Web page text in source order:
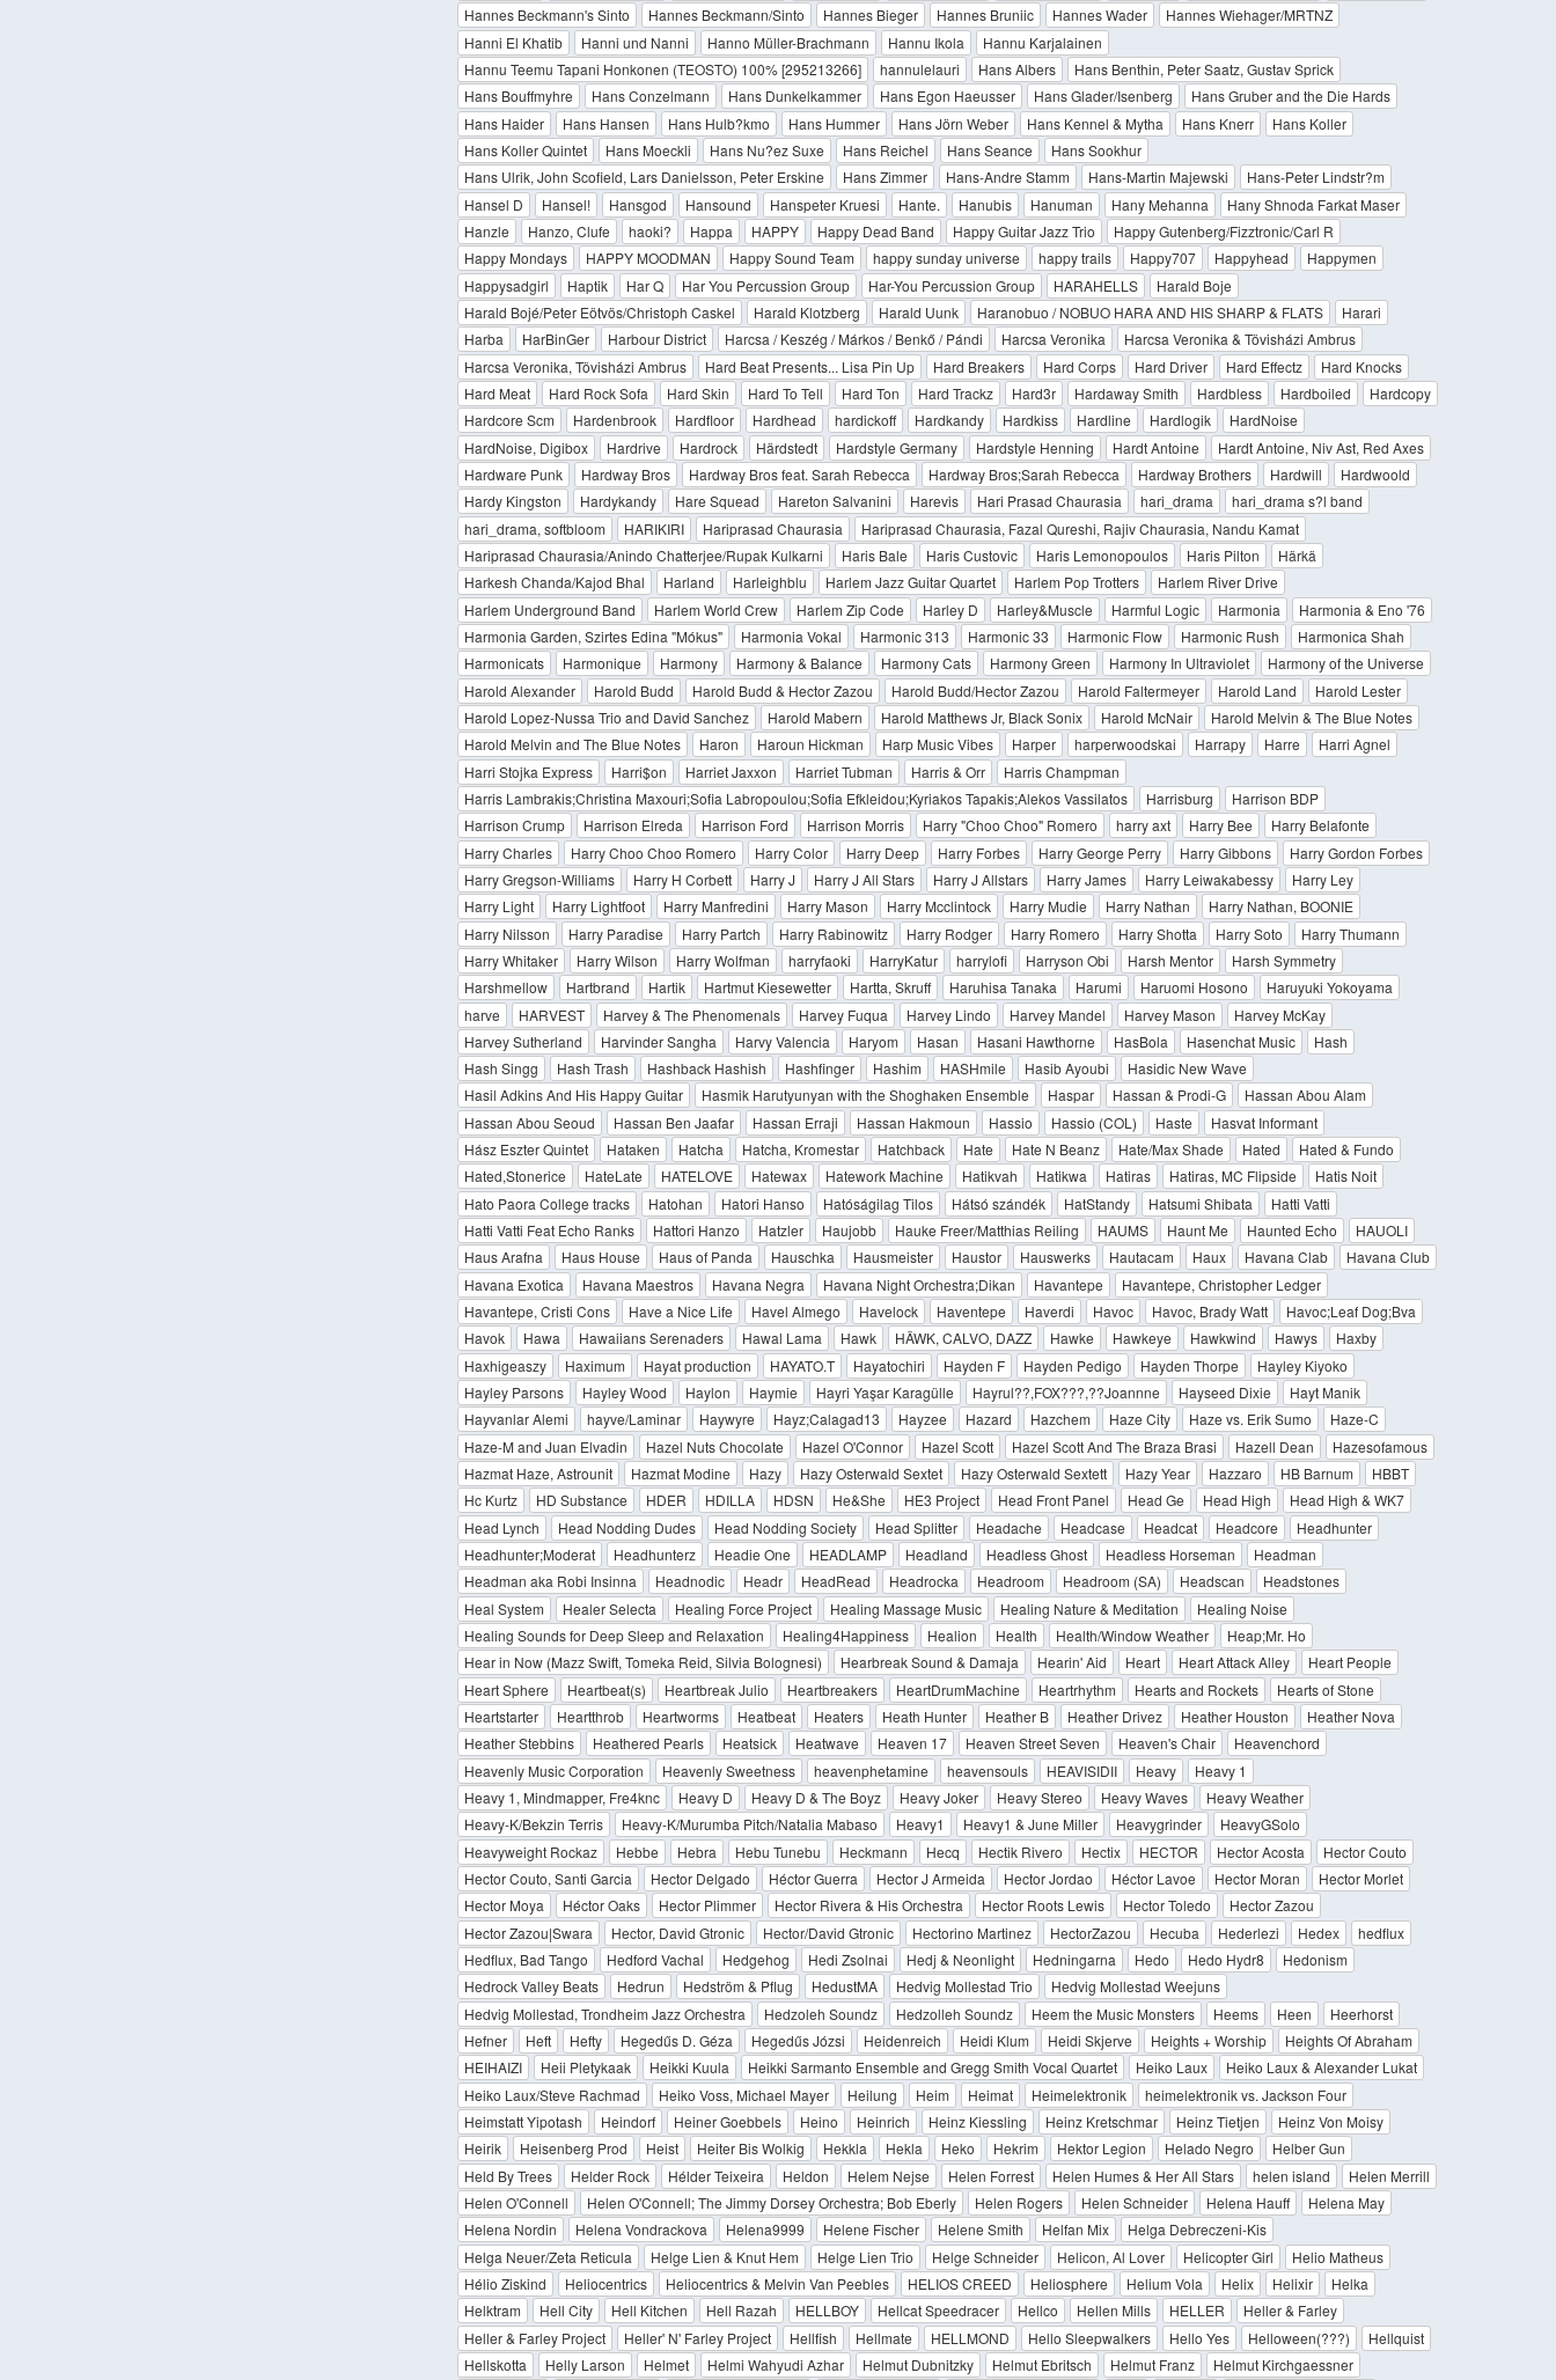
Hannes Beckmann's Sinto
Hannes Beckmann/Sinto Hannes Bieger Hannes Bruniic Hannes Wader
Hannes Wiehager/MRTNZ
Hanni El Khatib
Hanni und Nanni Hanno Müller-Brachmann Hannu Ikola
Hannu Karjalainen
Hannu Teemu Tapani Honkonen (TEOSTO) 100% [295213266]
hannulelauri Hans Albers
Hans Benthin, Peter Saatz, Gustav Sprick
Hans Bouffmyhre
Hans Conzelmann Hans Dunkelkammer Hans Egon Haeusser Hans Glader/Isenberg
Hans Gruber and the Die Hards
Hans Haider
Hans Hansen Hans Hulb?kmo Hans Hummer Hans Jörn Weber Hans Kennel & Mytha Hans Knerr
Hans Koller
Hans Koller Quintet
Hans Moeckli Hans Nu?ez Suxe Hans Reichel Hans Seance
Hans Sookhur
Hans Ulrik, John Scofield, Lars Danielsson, Peter Erskine
Hans Zimmer Hans-Andre Stamm Hans-Martin Majewski
Hans-Peter Lindstr?m
Hansel D
Hansel! Hansgod Hansound Hanspeter Kruesi Hante. Hanubis Hanuman Hany Mehanna
Hany Shnoda Farkat Maser
Hanzle
Hanzo, Clufe haoki? Happa HAPPY Happy Dead Band Happy Guitar Jazz Trio
Happy Gutenberg/Fizztronic/Carl R
Happy Mondays
HAPPY MOODMAN Happy Sound Team happy sunday universe happy trails Happy707 Happyhead
Happymen
Happysadgirl
Haptik Har Q Har You Percussion Group Har-You Percussion Group HARAHELLS
Harald Boje
Harald Bojé/Peter Eötvös/Christoph Caskel
Harald Klotzberg Harald Uunk Haranobuo / NOBUO HARA AND HIS SHARP & FLATS
Harari
Harba
HarBinGer Harbour District Harcsa / Keszég / Márkos / Benkő / Pándi Harcsa Veronika
Harcsa Veronika & Tövisházi Ambrus
Harcsa Veronika, Tövisházi Ambrus
Hard Beat Presents... Lisa Pin Up Hard Breakers Hard Corps Hard Driver Hard Effectz
Hard Knocks
Hard Meat
Hard Rock Sofa Hard Skin Hard To Tell Hard Ton Hard Trackz Hard3r Hardaway Smith Hardbless Hardboiled
Hardcopy
Hardcore Scm
Hardenbrook Hardfloor Hardhead hardickoff Hardkandy Hardkiss Hardline Hardlogik
HardNoise
HardNoise, Digibox
Hardrive Hardrock Härdstedt Hardstyle Germany Hardstyle Henning Hardt Antoine
Hardt Antoine, Niv Ast, Red Axes
Hardware Punk
Hardway Bros Hardway Bros feat. Sarah Rebecca Hardway Bros;Sarah Rebecca Hardway Brothers Hardwill
Hardwoold
Hardy Kingston
Hardykandy Hare Squead Hareton Salvanini Harevis Hari Prasad Chaurasia hari_drama
hari_drama s?l band
hari_drama, softbloom
HARIKIRI Hariprasad Chaurasia
Hariprasad Chaurasia, Fazal Qureshi, Rajiv Chaurasia, Nandu Kamat
Hariprasad Chaurasia/Anindo Chatterjee/Rupak Kulkarni
Haris Bale Haris Custovic Haris Lemonopoulos Haris Pilton
Härkä
Harkesh Chanda/Kajod Bhal
Harland Harleighblu Harlem Jazz Guitar Quartet Harlem Pop Trotters
Harlem River Drive
Harlem Underground Band
Harlem World Crew Harlem Zip Code Harley D Harley&Muscle Harmful Logic Harmonia
Harmonia & Eno '76
Harmonia Garden, Szirtes Edina "Mókus"
Harmonia Vokal Harmonic 313 Harmonic 33 Harmonic Flow Harmonic Rush
Harmonica Shah
Harmonicats
Harmonique Harmony Harmony & Balance Harmony Cats Harmony Green Harmony In Ultraviolet
Harmony of the Universe
Harold Alexander
Harold Budd Harold Budd & Hector Zazou Harold Budd/Hector Zazou Harold Faltermeyer Harold Land
Harold Lester
Harold Lopez-Nussa Trio and David Sanchez
Harold Mabern Harold Matthews Jr, Black Sonix Harold McNair
Harold Melvin & The Blue Notes
Harold Melvin and The Blue Notes
Haron Haroun Hickman Harp Music Vibes Harper harperwoodskai Harrapy Harre
Harri Agnel
Harri Stojka Express
Harri$on Harriet Jaxxon Harriet Tubman Harris & Orr
Harris Champman
Harris Lambrakis;Christina Maxouri;Sofia Labropoulou;Sofia Efkleidou;Kyriakos Tapakis;Alekos Vassilatos
Harrisburg
Harrison BDP
Harrison Crump
Harrison Elreda Harrison Ford Harrison Morris Harry "Choo Choo" Romero harry axt Harry Bee
Harry Belafonte
Harry Charles
Harry Choo Choo Romero Harry Color Harry Deep Harry Forbes Harry George Perry Harry Gibbons
Harry Gordon Forbes
Harry Gregson-Williams
Harry H Corbett Harry J Harry J All Stars Harry J Allstars Harry James Harry Leiwakabessy
Harry Ley
Harry Light
Harry Lightfoot Harry Manfredini Harry Mason Harry Mcclintock Harry Mudie Harry Nathan
Harry Nathan, BOONIE
Harry Nilsson
Harry Paradise Harry Partch Harry Rabinowitz Harry Rodger Harry Romero Harry Shotta Harry Soto
Harry Thumann
Harry Whitaker
Harry Wilson Harry Wolfman harryfaoki HarryKatur harrylofi Harryson Obi Harsh Mentor
Harsh Symmetry
Harshmellow
Hartbrand Hartik Hartmut Kiesewetter Hartta, Skruff Haruhisa Tanaka Harumi Haruomi Hosono
Haruyuki Yokoyama
harve
HARVEST Harvey & The Phenomenals Harvey Fuqua Harvey Lindo Harvey Mandel Harvey Mason
Harvey McKay
Harvey Sutherland
Harvinder Sangha Harvy Valencia Haryom Hasan Hasani Hawthorne HasBola Hasenchat Music
Hash
Hash Singg
Hash Trash Hashback Hashish Hashfinger Hashim HASHmile Hasib Ayoubi
Hasidic New Wave
Hasil Adkins And His Happy Guitar
Hasmik Harutyunyan with the Shoghaken Ensemble Haspar Hassan & Prodi-G
Hassan Abou Alam
Hassan Abou Seoud
Hassan Ben Jaafar Hassan Erraji Hassan Hakmoun Hassio Hassio (COL) Haste
Hasvat Informant
Hász Eszter Quintet
Hataken Hatcha Hatcha, Kromestar Hatchback Hate Hate N Beanz Hate/Max Shade Hated
Hated & Fundo
Hated,Stonerice
HateLate HATELOVE Hatewax Hatework Machine Hatikvah Hatikwa Hatiras Hatiras, MC Flipside
Hatis Noit
Hato Paora College tracks
Hatohan Hatori Hanso Hatóságilag Tilos Hátsó szándék HatStandy Hatsumi Shibata
Hatti Vatti
Hatti Vatti Feat Echo Ranks
Hattori Hanzo Hatzler Haujobb Hauke Freer/Matthias Reiling HAUMS Haunt Me Haunted Echo
HAUOLI
Haus Arafna
Haus House Haus of Panda Hauschka Hausmeister Haustor Hauswerks Hautacam Haux Havana Clab
Havana Club
Havana Exotica
Havana Maestros Havana Negra Havana Night Orchestra;Dikan Havantepe
Havantepe, Christopher Ledger
Havantepe, Cristi Cons
Have a Nice Life Havel Almego Havelock Haventepe Haverdi Havoc Havoc, Brady Watt
Havoc;Leaf Dog;Bva
Havok
Hawa Hawaiians Serenaders Hawal Lama Hawk HÄWK, CALVO, DAZZ Hawke Hawkeye Hawkwind Hawys
Haxby
Haxhigeaszy
Haximum Hayat production HAYATO.T Hayatochiri Hayden F Hayden Pedigo Hayden Thorpe
Hayley Kiyoko
Hayley Parsons
Hayley Wood Haylon Haymie Hayri Yaşar Karagülle Hayrul??,FOX???,??Joannne Hayseed Dixie
Hayt Manik
Hayvanlar Alemi
hayve/Laminar Haywyre Hayz;Calagad13 Hayzee Hazard Hazchem Haze City Haze vs. Erik Sumo
Haze-C
Haze-M and Juan Elvadin
Hazel Nuts Chocolate Hazel O'Connor Hazel Scott Hazel Scott And The Braza Brasi Hazell Dean
Hazesofamous
Hazmat Haze, Astrounit
Hazmat Modine Hazy Hazy Osterwald Sextet Hazy Osterwald Sextett Hazy Year Hazzaro HB Barnum
HBBT
Hc Kurtz
HD Substance HDER HDILLA HDSN He&She HE3 Project Head Front Panel Head Ge Head High
Head High & WK7
Head Lynch
Head Nodding Dudes Head Nodding Society Head Splitter Headache Headcase Headcat Headcore
Headhunter
Headhunter;Moderat
Headhunterz Headie One HEADLAMP Headland Headless Ghost Headless Horseman
Headman
Headman aka Robi Insinna
Headnodic Headr HeadRead Headrocka Headroom Headroom (SA) Headscan
Headstones
Heal System
Healer Selecta Healing Force Project Healing Massage Music Healing Nature & Meditation
Healing Noise
Healing Sounds for Deep Sleep and Relaxation
Healing4Happiness Healion Health Health/Window Weather
Heap;Mr. Ho
Hear in Now (Mazz Swift, Tomeka Reid, Silvia Bolognesi)
Hearbreak Sound & Damaja Hearin' Aid Heart Heart Attack Alley
Heart People
Heart Sphere
Heartbeat(s) Heartbreak Julio Heartbreakers HeartDrumMachine Heartrhythm Hearts and Rockets
Hearts of Stone
Heartstarter
Heartthrob Heartworms Heatbeat Heaters Heath Hunter Heather B Heather Drivez Heather Houston
Heather Nova
Heather Stebbins
Heathered Pearls Heatsick Heatwave Heaven 17 Heaven Street Seven Heaven's Chair
Heavenchord
Heavenly Music Corporation
Heavenly Sweetness heavenphetamine heavensouls HEAVISIDII Heavy
Heavy 1
Heavy 1, Mindmapper, Fre4knc
Heavy D Heavy D & The Boyz Heavy Joker Heavy Stereo Heavy Waves
Heavy Weather
Heavy-K/Bekzin Terris
Heavy-K/Murumba Pitch/Natalia Mabaso Heavy1 Heavy1 & June Miller Heavygrinder
HeavyGSolo
Heavyweight Rockaz
Hebbe Hebra Hebu Tunebu Heckmann Hecq Hectik Rivero Hectix HECTOR Hector Acosta
Hector Couto
Hector Couto, Santi Garcia
Hector Delgado Héctor Guerra Hector J Armeida Hector Jordao Héctor Lavoe Hector Moran
Hector Morlet
Hector Moya
Héctor Oaks Hector Plimmer Hector Rivera & His Orchestra Hector Roots Lewis Hector Toledo
Hector Zazou
Hector Zazou|Swara
Hector, David Gtronic Hector/David Gtronic Hectorino Martinez HectorZazou Hecuba Hederlezi Hedex
hedflux
Hedflux, Bad Tango
Hedford Vachal Hedgehog Hedi Zsolnai Hedj & Neonlight Hedningarna Hedo Hedo Hydr8
Hedonism
Hedrock Valley Beats
Hedrun Hedström & Pflug HedustMA Hedvig Mollestad Trio
Hedvig Mollestad Weejuns
Hedvig Mollestad, Trondheim Jazz Orchestra
Hedzoleh Soundz Hedzolleh Soundz Heem the Music Monsters Heems Heen
Heerhorst
Hefner
Heft Hefty Hegedűs D. Géza Hegedűs Józsi Heidenreich Heidi Klum Heidi Skjerve Heights + Worship
Heights Of Abraham
HEIHAIZI
Heii Pletykaak Heikki Kuula Heikki Sarmanto Ensemble and Gregg Smith Vocal Quartet Heiko Laux
Heiko Laux & Alexander Lukat
Heiko Laux/Steve Rachmad
Heiko Voss, Michael Mayer Heilung Heim Heimat Heimelektronik
heimelektronik vs. Jackson Four
Heimstatt Yipotash
Heindorf Heiner Goebbels Heino Heinrich Heinz Kiessling Heinz Kretschmar Heinz Tietjen
Heinz Von Moisy
Heirik
Heisenberg Prod Heist Heiter Bis Wolkig Hekkla Hekla Heko Hekrim Hektor Legion Helado Negro
Helber Gun
Held By Trees
Helder Rock Hélder Teixeira Heldon Helem Nejse Helen Forrest Helen Humes & Her All Stars helen island
Helen Merrill
Helen O'Connell
Helen O'Connell; The Jimmy Dorsey Orchestra; Bob Eberly Helen Rogers Helen Schneider Helena Hauff
Helena May
Helena Nordin
Helena Vondrackova Helena9999 Helene Fischer Helene Smith Helfan Mix
Helga Debreczeni-Kis
Helga Neuer/Zeta Reticula
Helge Lien & Knut Hem Helge Lien Trio Helge Schneider Helicon, Al Lover Helicopter Girl
Helio Matheus
Hélio Ziskind
Heliocentrics Heliocentrics & Melvin Van Peebles HELIOS CREED Heliosphere Helium Vola Helix Helixir
Helka
Helktram
Hell City Hell Kitchen Hell Razah HELLBOY Hellcat Speedracer Hellco Hellen Mills HELLER
Heller & Farley
Heller & Farley Project
Heller' N' Farley Project Hellfish Hellmate HELLMOND Hello Sleepwalkers Hello Yes Helloween(???)
Hellquist
Hellskotta
Helly Larson Helmet Helmi Wahyudi Azhar Helmut Dubnitzky Helmut Ebritsch Helmut Franz Helmut Kirchgaessner